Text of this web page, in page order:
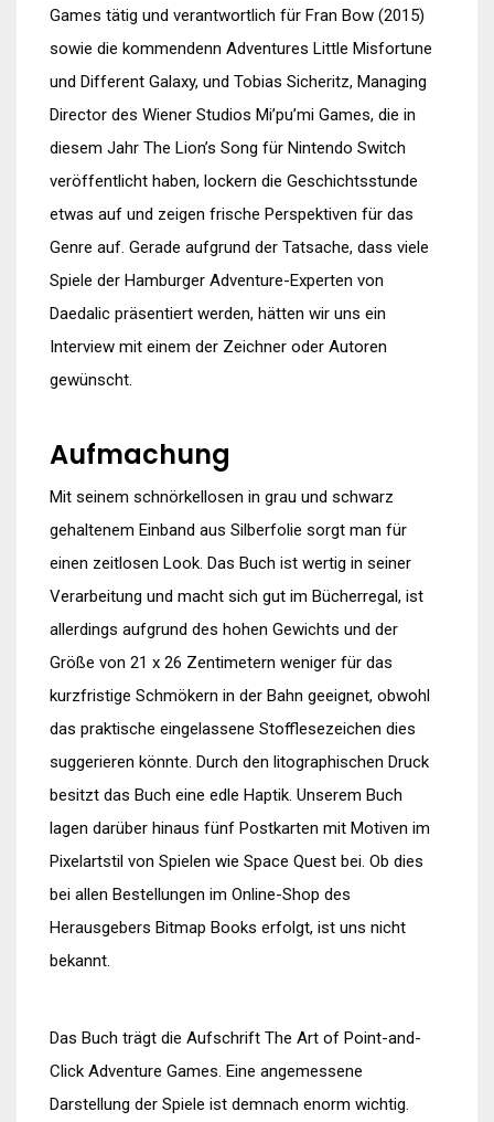
Games tätig und verantwortlich für Fran Bow (2015)
sowie die kommendenn Adventures Little Misfortune
und Different Galaxy, und Tobias Sicheritz, Managing
Director des Wiener Studios Mi’pu’mi Games, die in
diesem Jahr The Lion’s Song für Nintendo Switch
veröffentlicht haben, lockern die Geschichtsstunde
etwas auf und zeigen frische Perspektiven für das
Genre auf. Gerade aufgrund der Tatsache, dass viele
Spiele der Hamburger Adventure-Experten von
Daedalic präsentiert werden, hätten wir uns ein
Interview mit einem der Zeichner oder Autoren
gewünscht.
Aufmachung
Mit seinem schnörkellosen in grau und schwarz
gehaltenem Einband aus Silberfolie sorgt man für
einen zeitlosen Look. Das Buch ist wertig in seiner
Verarbeitung und macht sich gut im Bücherregal, ist
allerdings aufgrund des hohen Gewichts und der
Größe von 21 x 26 Zentimetern weniger für das
kurzfristige Schmökern in der Bahn geeignet, obwohl
das praktische eingelassene Stofflesezeichen dies
suggerieren könnte. Durch den litographischen Druck
besitzt das Buch eine edle Haptik. Unserem Buch
lagen darüber hinaus fünf Postkarten mit Motiven im
Pixelartstil von Spielen wie Space Quest bei. Ob dies
bei allen Bestellungen im Online-Shop des
Herausgebers Bitmap Books erfolgt, ist uns nicht
bekannt.
Das Buch trägt die Aufschrift The Art of Point-and-
Click Adventure Games. Eine angemessene
Darstellung der Spiele ist demnach enorm wichtig.